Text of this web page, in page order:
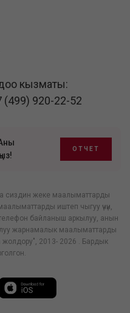
кызматы:
(499) 920-22-52
ОТЧЕТ
сиздин жеке маалыматтарды
иштеп чыгуу үчүн,
байланыш аркылуу, анын
жарнамалык маалыматтарды
2013- 2026 . Бардык